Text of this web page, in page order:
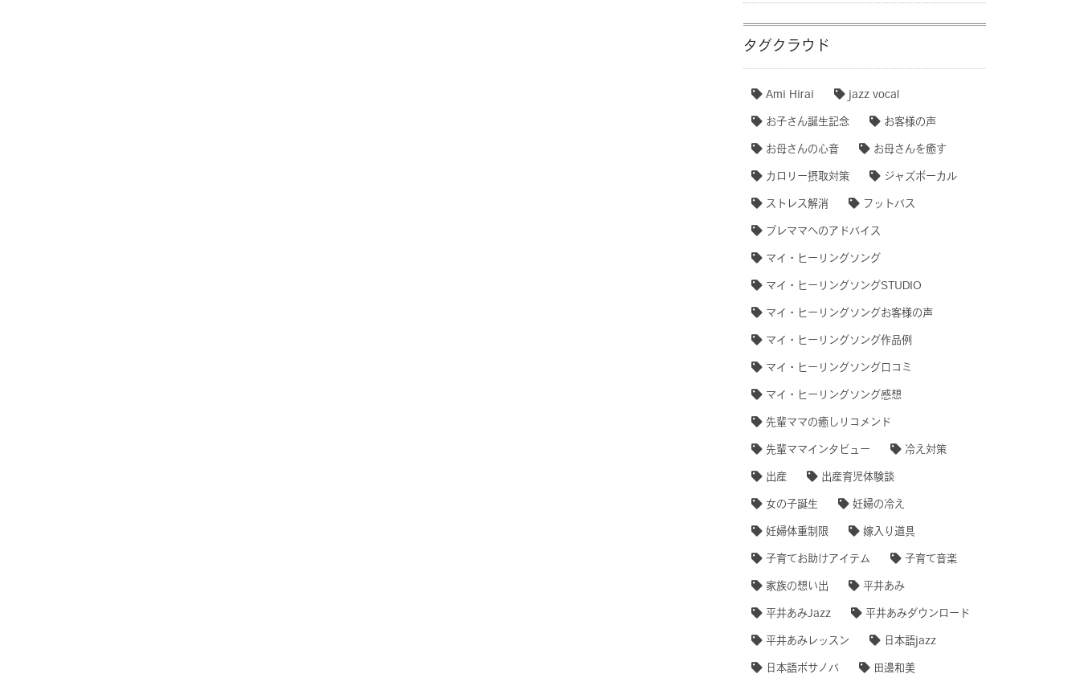
タグクラウド
Ami Hirai jazz vocal
お子さん誕生記念 お客様の声
お母さんの心音 お母さんを癒す
カロリー摂取対策 ジャズボーカル
ストレス解消 フットバス
プレママへのアドバイス
マイ・ヒーリングソング
マイ・ヒーリングソングSTUDIO
マイ・ヒーリングソングお客様の声
マイ・ヒーリングソング作品例
マイ・ヒーリングソング口コミ
マイ・ヒーリングソング感想
先輩ママの癒しリコメンド
先輩ママインタビュー 冷え対策
出産 出産育児体験談
女の子誕生 妊婦の冷え
妊婦体重制限 嫁入り道具
子育てお助けアイテム 子育て音楽
家族の想い出 平井あみ
平井あみJazz 平井あみダウンロード
平井あみレッスン 日本語jazz
日本語ボサノバ 田邊和美